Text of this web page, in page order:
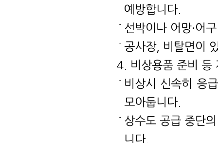
예방합니다.
선박이나 어망·어
공사장, 비탈면이
4. 비상용품 준비 등
비상시 신속히 응
모아둡니다.
상수도 공급 중단
니다.